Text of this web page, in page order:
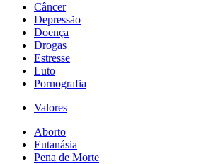
Câncer
Depressão
Doença
Drogas
Estresse
Luto
Pornografia
Valores
Aborto
Eutanásia
Pena de Morte